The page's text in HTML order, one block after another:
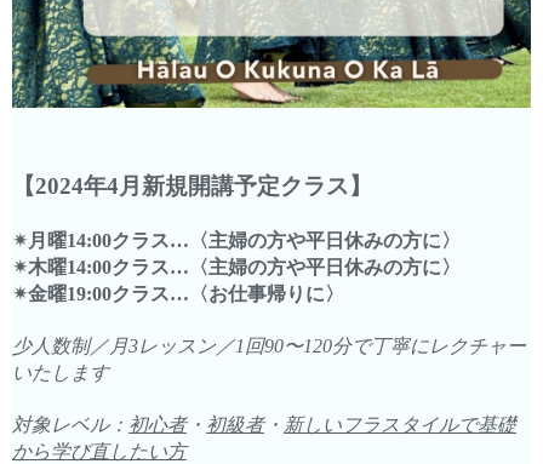
【2024年4月新規開講予定クラス】
✴︎月曜14:00クラス…〈主婦の方や平日休みの方に〉
✴︎木曜14:00クラス…〈主婦の方や平日休みの方に〉
✴︎金曜19:00クラス…〈お仕事帰りに〉
少人数制／月3レッスン／1回90〜120分で丁寧にレクチャー
いたします
対象レベル： 初心者・ 初級者・ 新しいフラスタイルで基礎
から学び直したい方